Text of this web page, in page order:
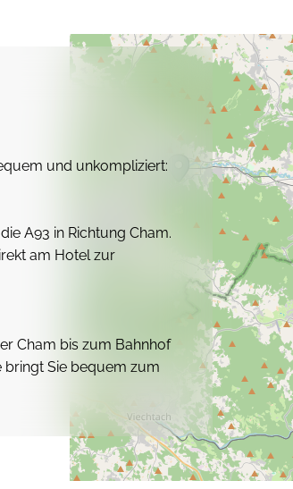
und unkompliziert:
A93 in Richtung Cham.
am Hotel zur
Cham bis zum Bahnhof
bringt Sie bequem zum